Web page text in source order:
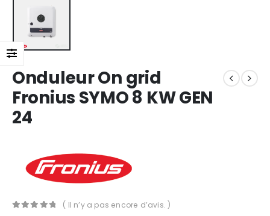
Onduleur On grid
Fronius SYMO 8 KW GEN
24
( Il n’y a pas encore d’avis. )